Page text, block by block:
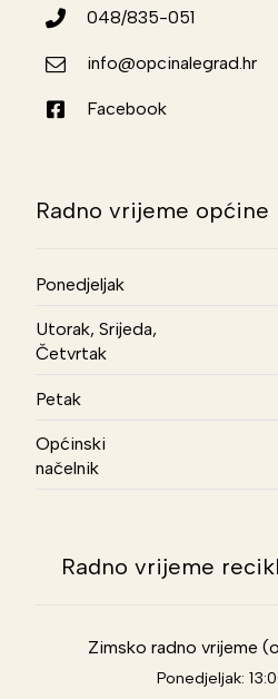
048/835-051
info@opcinalegrad.hr
Facebook
Radno vrijeme općine
Ponedjeljak
Utorak, Srijeda,
Četvrtak
Petak
Općinski
načelnik
Radno vrijeme
Zimsko radno vrijeme
Ponedjeljak: